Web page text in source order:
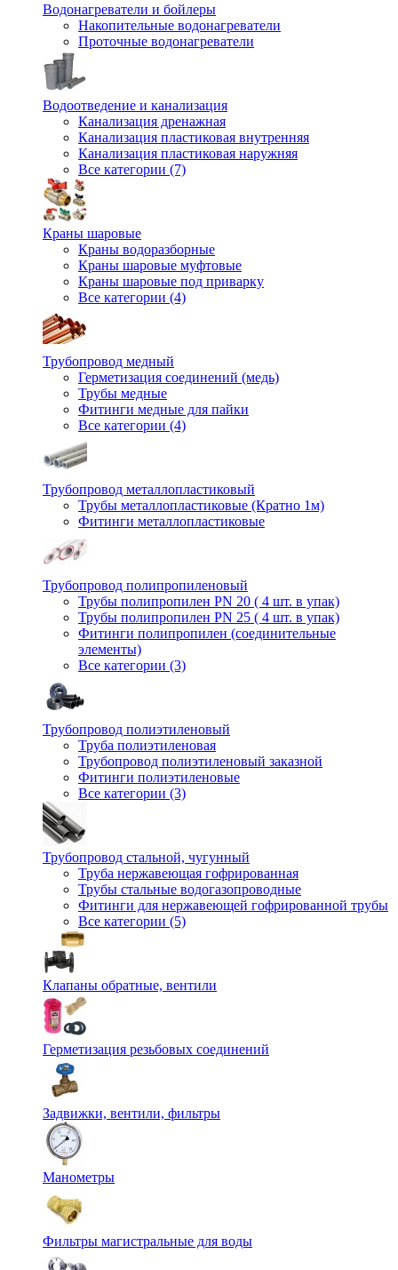
Водонагреватели и бойлеры
Накопительные водонагреватели
Проточные водонагреватели
Водоотведение и канализация
Канализация дренажная
Канализация пластиковая внутренняя
Канализация пластиковая наружняя
Все категории (7)
Краны шаровые
Краны водоразборные
Краны шаровые муфтовые
Краны шаровые под приварку
Все категории (4)
Трубопровод медный
Герметизация соединений (медь)
Трубы медные
Фитинги медные для пайки
Все категории (4)
Трубопровод металлопластиковый
Трубы металлопластиковые (Кратно 1м)
Фитинги металлопластиковые
Трубопровод полипропиленовый
Трубы полипропилен PN 20 ( 4 шт. в упак)
Трубы полипропилен PN 25 ( 4 шт. в упак)
Фитинги полипропилен (cоединительные
элементы)
Все категории (3)
Трубопровод полиэтиленовый
Труба полиэтиленовая
Трубопровод полиэтиленовый заказной
Фитинги полиэтиленовые
Все категории (3)
Трубопровод стальной, чугунный
Труба нержавеющая гофрированная
Трубы стальные водогазопроводные
Фитинги для нержавеющей гофрированной трубы
Все категории (5)
Клапаны обратные, вентили
Герметизация резьбовых соединений
Задвижки, вентили, фильтры
Манометры
Фильтры магистральные для воды